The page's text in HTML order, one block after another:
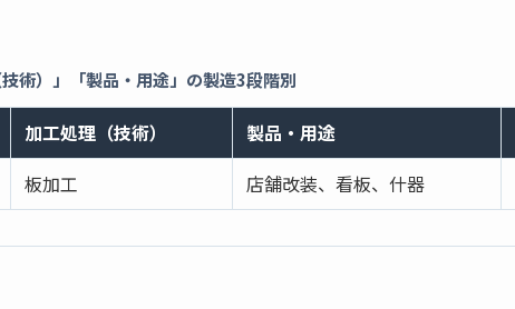
技術）」「製品・用途」の製造3段階別
加工処理（技術） 製品・用途
板加工 店舗改装、看板、什器